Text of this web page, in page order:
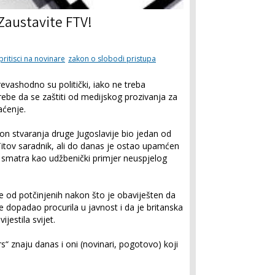
FTV!
na novinare zakon o slobodi pristupa
su politički, iako ne treba
da se zaštiti od medijskog prozivanja za
stvaranja druge Jugoslavije bio jedan od
saradnik, ali do danas je ostao upamćen
kao udžbenički primjer neuspjelog
od potčinjenih nakon što je obaviješten da
procurila u javnost i da je britanska
svijet.
znaju danas i oni (novinari, pogotovo) koji